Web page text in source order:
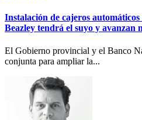
Instalación de cajeros
Beazley tendrá el suyo y avanzan
El Gobierno provincial y el Banco Nación avanzan en una agenda
conjunta para ampliar la...